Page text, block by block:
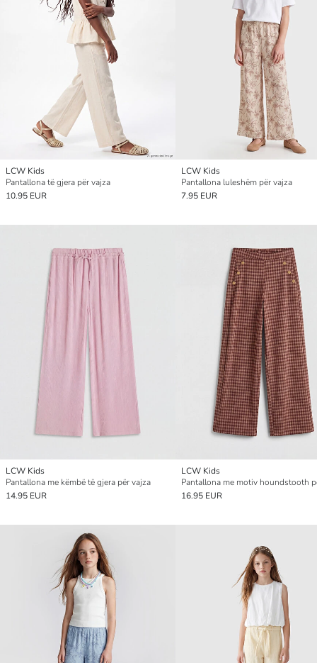
LCW Kids
Pantallona të gjera për vajza
10.95 EUR
LCW Kids
Pantallona luleshëm për vajza
7.95 EUR
LCW Kids
Pantallona me këmbë të gjera për vajza
14.95 EUR
LCW Kids
Pantallona me motiv houndstooth
16.95 EUR